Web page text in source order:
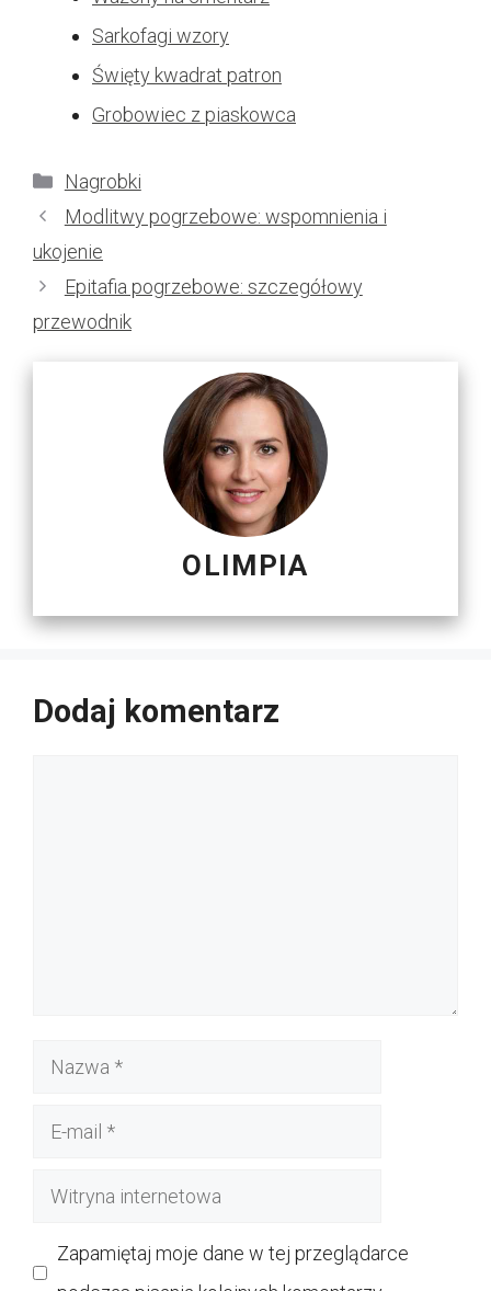
Sarkofagi wzory
Święty kwadrat patron
Grobowiec z piaskowca
Kategorie
Nagrobki
Modlitwy pogrzebowe: wspomnienia i
ukojenie
Epitafia pogrzebowe: szczegółowy
przewodnik
OLIMPIA
Dodaj komentarz
Nazwa
Witryna
Zapamiętaj moje dane w tej przeglądarce